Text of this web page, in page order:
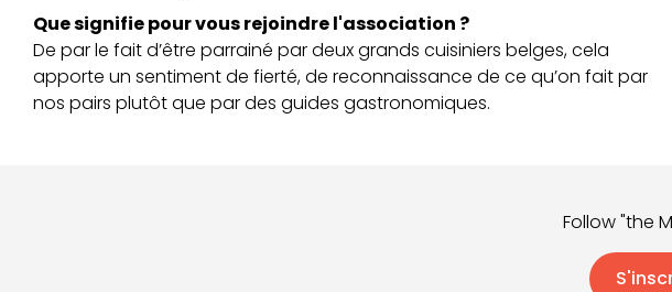
Que signifie pour vous rejoindre l'association ?
De par le fait d’être parrainé par deux grands cuisiniers belges, cela
apporte un sentiment de fierté, de reconnaissance de ce qu’on fait par
nos pairs plutôt que par des guides gastronomiques.
Follow "the